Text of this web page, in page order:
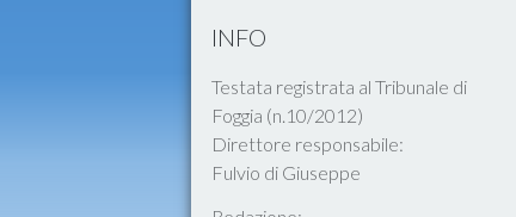
INFO
Testata registrata al Tribunale di
Foggia (n.10/2012)
Direttore responsabile:
Fulvio di Giuseppe